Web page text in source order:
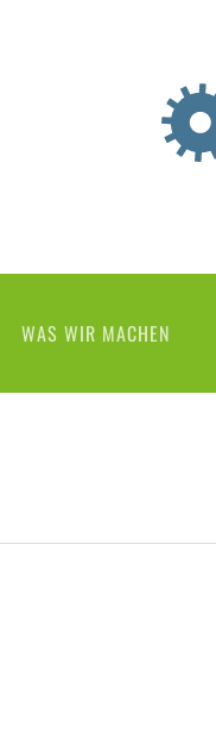
WAS WIR MACHEN